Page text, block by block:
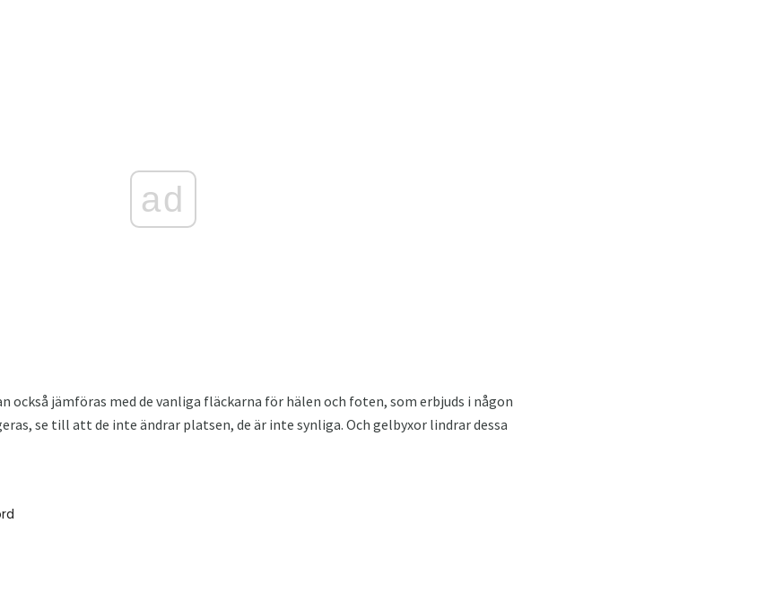
ad
också jämföras med de vanliga fläckarna för hälen och foten, som erbjuds i någon
se till att de inte ändrar platsen, de är inte synliga. Och gelbyxor lindrar dessa